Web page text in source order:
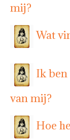
mij?
Wat
Ik ben
van mij?
Hoe